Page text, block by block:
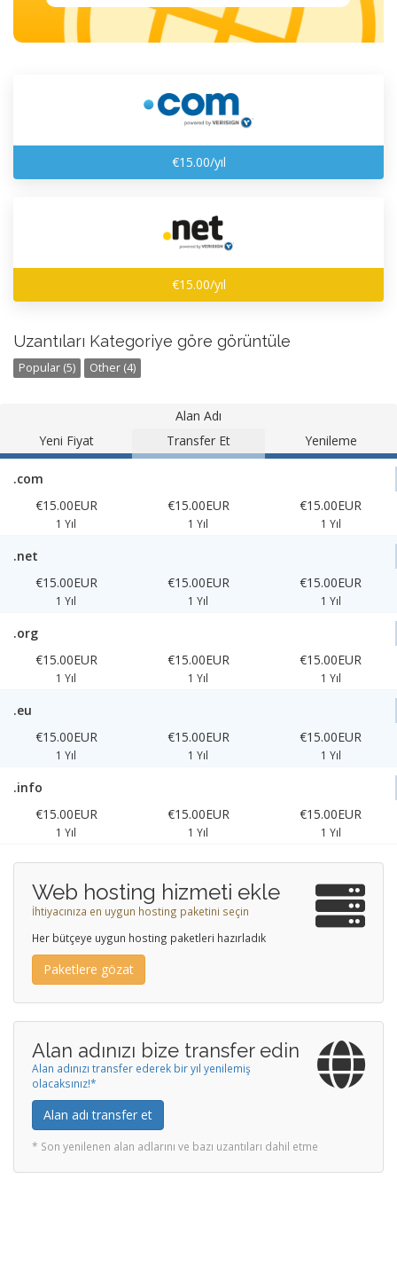
€15.00/yıl
€15.00/yıl
Uzantıları Kategoriye göre görüntüle
Popular (5) Other (4)
Alan Adı
Yeni Fiyat
Transfer Et Yenileme
.com
€15.00EUR
1 Yıl
€15.00EUR
1 Yıl
€15.00EUR
1 Yıl
.net
€15.00EUR
1 Yıl
€15.00EUR
1 Yıl
€15.00EUR
1 Yıl
.org
€15.00EUR
1 Yıl
€15.00EUR
1 Yıl
€15.00EUR
1 Yıl
.eu
€15.00EUR
1 Yıl
€15.00EUR
1 Yıl
€15.00EUR
1 Yıl
.info
€15.00EUR
1 Yıl
€15.00EUR
1 Yıl
€15.00EUR
1 Yıl
Web hosting hizmeti ekle
İhtiyacınıza en uygun hosting paketini seçin
Her bütçeye uygun hosting paketleri hazırladık
Paketlere gözat
Alan adınızı bize transfer edin
Alan adınızı transfer ederek bir yıl yenilemiş
olacaksınız!*
Alan adı transfer et
* Son yenilenen alan adlarını ve bazı uzantıları dahil etme